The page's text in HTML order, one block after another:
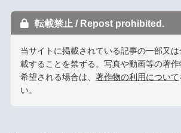
転載禁止 / Repost prohibited.
当サイトに掲載されている記事の一部又
載することを禁ずる。写真や動画等の著
希望される場合は、 著作物の利用について
い。